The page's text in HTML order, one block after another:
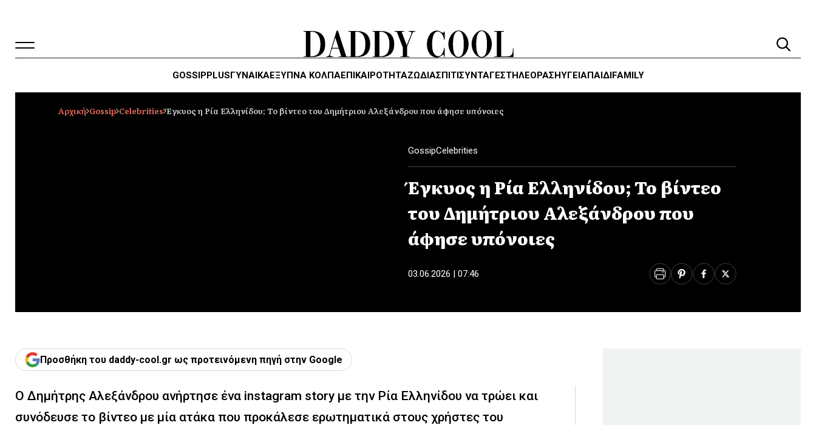
GOSSIPPLUSΓΥΝΑΙΚΑΈΞΥΠΝΑ ΚΌΛΠΑΕΠΙΚΑΙΡΟΤΗΤΑΖΏΔΙΑΣΠΙΤΙΣΥΝΤΑΓΕΣΤΗΛΕΌΡΑΣΗΥΓΕΊΑΠΑΙΔΙFAMILY
Αρχική Gossip Celebrities Έγκυος η Ρία Ελληνίδου; Το βίντεο του Δημήτριου Αλεξάνδρου που άφησε υπόνοιες
GossipCelebrities
Έγκυος η Ρία Ελληνίδου; Το βίντεο
του Δημήτριου Αλεξάνδρου που
άφησε υπόνοιες
03.06.2026 | 07:46
Προσθήκη του daddy-cool.gr ως προτεινόμενη πηγή στην Google
Ο Δημήτρης Αλεξάνδρου ανήρτησε ένα instagram story με την Ρία Ελληνίδου να τρώει και
συνόδευσε το βίντεο με μία ατάκα που προκάλεσε ερωτηματικά στους χρήστες του